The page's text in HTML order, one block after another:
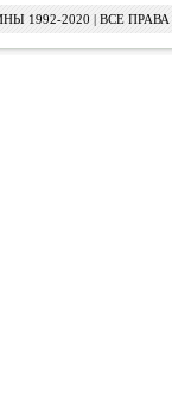
1992-2020 | ВСЕ